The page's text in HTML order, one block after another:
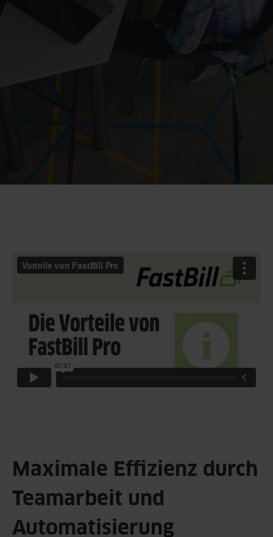
Maximale Effizienz durch
Teamarbeit und
Automatisierung